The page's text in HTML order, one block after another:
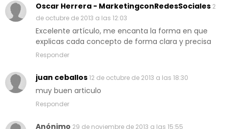
Oscar Herrera - MarketingconRedesSociales 2
de octubre de 2013 a las 12:03
Excelente artículo, me encanta la forma en que
explicas cada concepto de forma clara y precisa
Responder
juan ceballos12 de octubre de 2013 a las 18:30
muy buen articulo
Responder
Anónimo 29 de noviembre de 2013 a las 15:55